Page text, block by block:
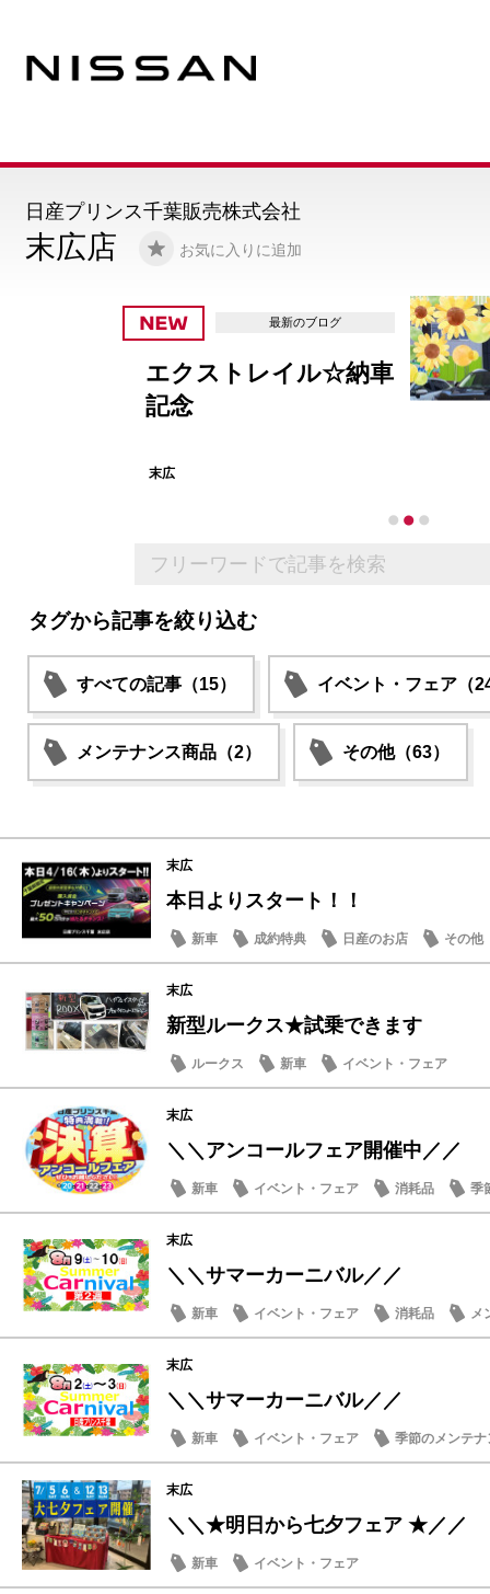
末広店 お気に入りに追加
日産プリンス千葉販売株式会社
最新のブログ
エクストレイル☆納車
記念
末広
タグから記事を絞り込む
すべての記事（15） イベント・フェア（
メンテナンス商品（2） その他（63）
末広
本日よりスタート！！
新車 成約特典 日産のお店 その他
末広
新型ルークス★試乗できます
ルークス 新車 イベント・フェア
末広
＼＼アンコールフェア開催中／／
新車 イベント・フェア 消耗品 季
末広
＼＼サマーカーニバル／／
新車 イベント・フェア 消耗品 メ
末広
＼＼サマーカーニバル／／
新車 イベント・フェア 季節のメンテナ
末広
＼＼★明日から七夕フェア ★／／
新車 イベント・フェア